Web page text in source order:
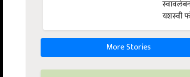
More Stories